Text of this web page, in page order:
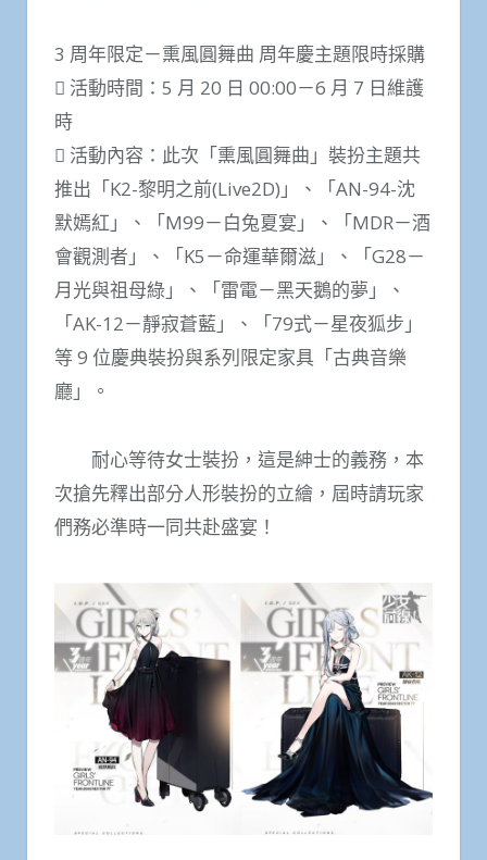
3 周年限定－熏風圓舞曲 周年慶主題限時採購
 活動時間：5 月 20 日 00:00－6 月 7 日維護
時
 活動內容：此次「熏風圓舞曲」裝扮主題共
推出「K2-黎明之前(Live2D)」、「AN-94-沈
默嫣紅」、「M99－白兔夏宴」、「MDR－酒
會觀測者」、「K5－命運華爾滋」、「G28－
月光與祖母綠」、「雷電－黑天鵝的夢」、
「AK-12－靜寂蒼藍」、「79式－星夜狐步」
等 9 位慶典裝扮與系列限定家具「古典音樂
廳」。
耐心等待女士裝扮，這是紳士的義務，本
次搶先釋出部分人形裝扮的立繪，屆時請玩家
們務必準時一同共赴盛宴！